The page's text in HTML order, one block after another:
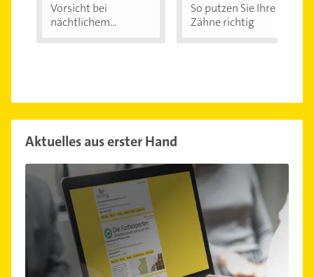
Vorsicht bei
nächtlichem
So putzen Sie Ihre
Zähne richtig
Aktuelles aus erster Hand